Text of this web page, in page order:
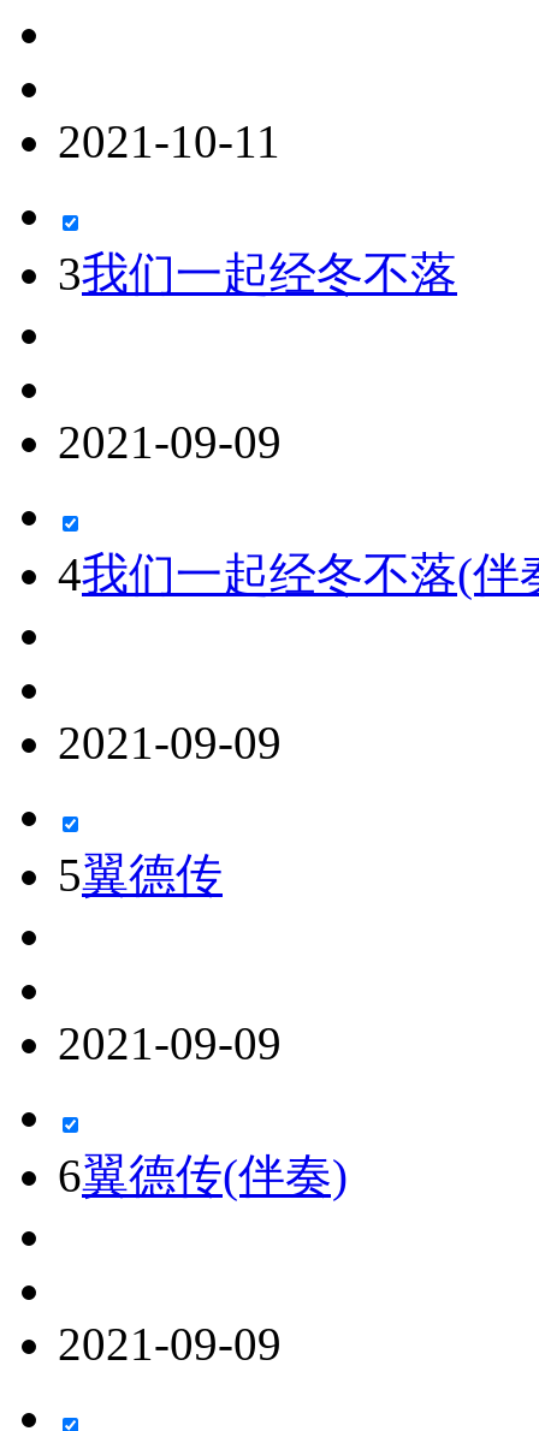
2021-10-11
3我们一起经冬不落
2021-09-09
4我们一起经冬不落(伴
2021-09-09
5翼德传
2021-09-09
6翼德传(伴奏)
2021-09-09